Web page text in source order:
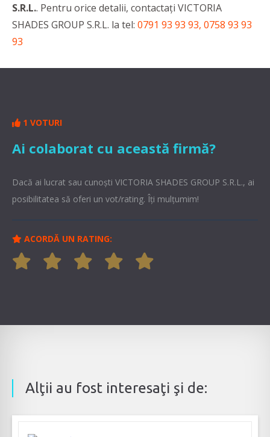
S.R.L.. Pentru orice detalii, contactaţi VICTORIA
SHADES GROUP S.R.L. la tel: 0791 93 93 93, 0758 93 93
93
1 VOTURI
Ai colaborat cu această firmă?
Dacă ai lucrat sau cunoşti VICTORIA SHADES GROUP S.R.L., ai
posibilitatea să oferi un vot/rating. Îți mulțumim!
ACORDĂ UN RATING:
Alţii au fost interesaţi şi de: